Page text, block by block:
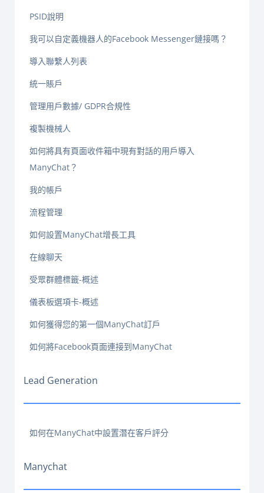
PSID說明
我可以自定義機器人的Facebook Messenger鏈接嗎？
導入聯繫人列表
統一賬戶
管理用戶數據/ GDPR合規性
複製機械人
如何將具有頁面收件箱中現有對話的用戶導入
ManyChat？
我的帳戶
流程管理
如何設置ManyChat增長工具
在線聊天
受眾群體標籤-概述
儀表板選項卡-概述
如何獲得您的第一個ManyChat訂戶
如何將Facebook頁面連接到ManyChat
Lead Generation
如何在ManyChat中設置潛在客戶評分
Manychat